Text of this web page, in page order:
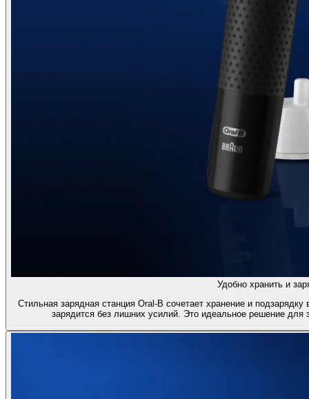
Удобно хранить и
Стильная зарядная станция Oral-B сочетает хранение и
зарядится без лишних усилий. Это идеальное решение